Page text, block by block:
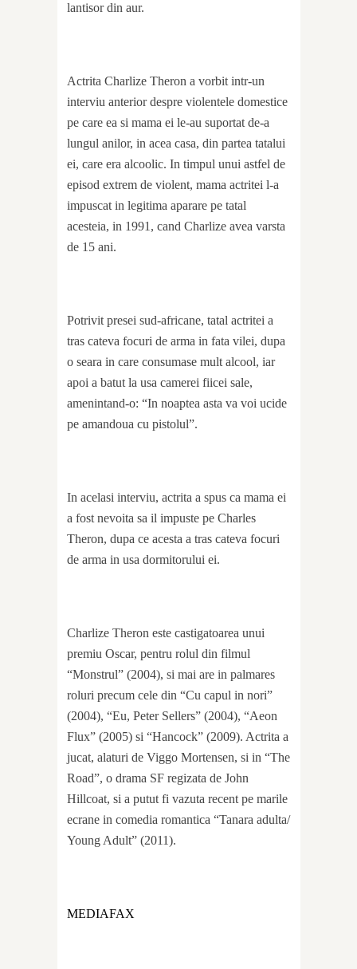
lantisor din aur.
Actrita Charlize Theron a vorbit intr-un
interviu anterior despre violentele domestice
pe care ea si mama ei le-au suportat de-a
lungul anilor, in acea casa, din partea tatalui
ei, care era alcoolic. In timpul unui astfel de
episod extrem de violent, mama actritei l-a
impuscat in legitima aparare pe tatal
acesteia, in 1991, cand Charlize avea varsta
de 15 ani.
Potrivit presei sud-africane, tatal actritei a
tras cateva focuri de arma in fata vilei, dupa
o seara in care consumase mult alcool, iar
apoi a batut la usa camerei fiicei sale,
amenintand-o: “In noaptea asta va voi ucide
pe amandoua cu pistolul”.
In acelasi interviu, actrita a spus ca mama ei
a fost nevoita sa il impuste pe Charles
Theron, dupa ce acesta a tras cateva focuri
de arma in usa dormitorului ei.
Charlize Theron este castigatoarea unui
premiu Oscar, pentru rolul din filmul
“Monstrul” (2004), si mai are in palmares
roluri precum cele din “Cu capul in nori”
(2004), “Eu, Peter Sellers” (2004), “Aeon
Flux” (2005) si “Hancock” (2009). Actrita a
jucat, alaturi de Viggo Mortensen, si in “The
Road”, o drama SF regizata de John
Hillcoat, si a putut fi vazuta recent pe marile
ecrane in comedia romantica “Tanara adulta/
Young Adult” (2011).
MEDIAFAX